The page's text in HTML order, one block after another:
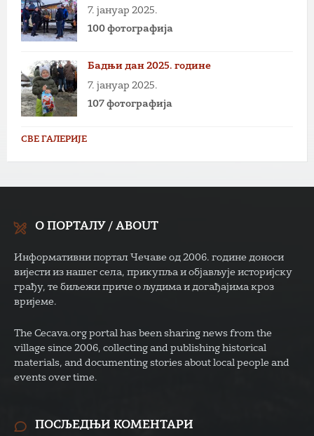
7. јануар 2025.
100 фотографија
Бадњи дан 2025. године
7. јануар 2025.
107 фотографија
СВЕ ГАЛЕРИЈЕ
О ПОРТАЛУ / ABOUT
Информативни портал Чечаве од 2006. године доноси
вијести из нашег села, прикупља и објављује историјску
грађу, те биљежи приче о људима и догађајима кроз
вријеме.
The Cecava.org portal has been sharing news from the
village since 2006, collecting and publishing historical
materials, and documenting stories about local people and
events over time.
ПОСЉЕДЊИ КОМЕНТАРИ